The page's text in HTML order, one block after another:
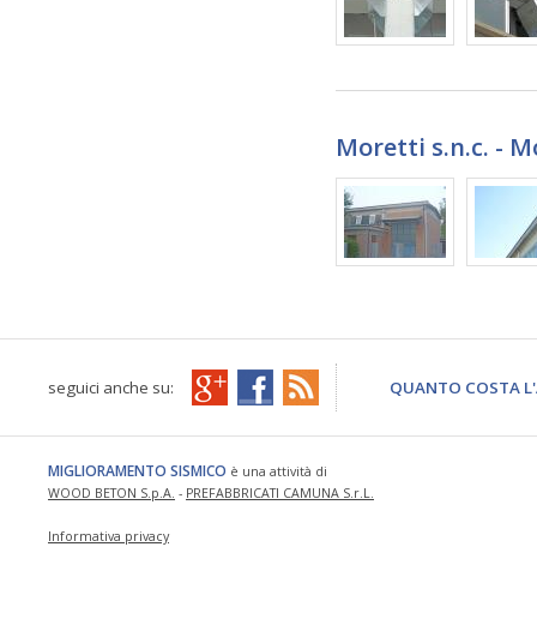
Moretti s.n.c. -
seguici anche su: QUANTO COSTA
MIGLIORAMENTO SISMICO è una attività di
WOOD BETON S.p.A. - PREFABBRICATI CAMUNA S.r.L.
Informativa privacy